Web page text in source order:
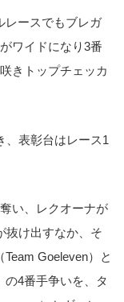
レースでもブレガ
ワイドになり3番
きトップチェッカ
、表彰台はレース1
い、レクオーナが
抜け出すなか、そ
Goeleven）と
の4番手争いを、タ